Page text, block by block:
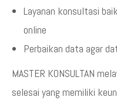
Layanan konsultasi
online
Perbaikan data agar
MASTER KONSULTAN
selesai yang memiliki